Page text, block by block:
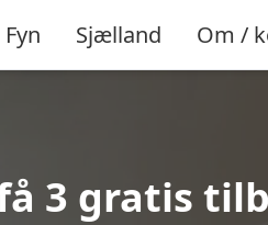
Fyn Sjælland Om /
3 gratis